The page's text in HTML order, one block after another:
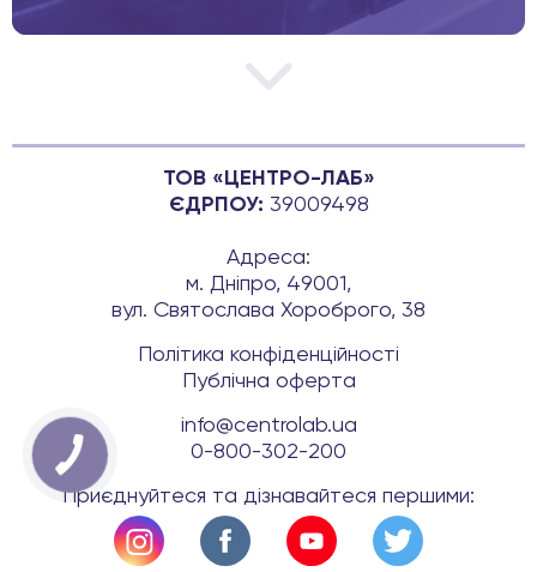
ТОВ «ЦЕНТРО-ЛАБ»
ЄДРПОУ: 39009498
Адреса:
м. Дніпро, 49001,
вул. Святослава Хороброго, 38
Політика конфіденційності
Публічна оферта
info@centrolab.ua
0-800-302-200
Приєднуйтеся та дізнавайтеся першими: